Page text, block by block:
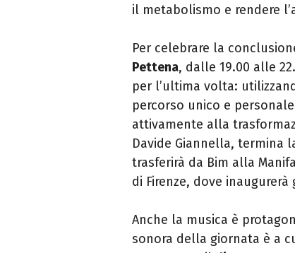
il metabolismo e rendere
Per celebrare la
Pettena, dalle 19.00 alle
per l’ultima volta:
percorso unico e
attivamente alla
Davide Giannella, termina
trasferirà da Bim alla
di Firenze, dove inaugurerà
Anche la musica è
sonora della giornata è a